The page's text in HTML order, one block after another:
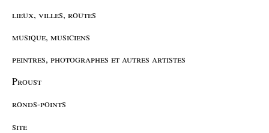
lieux, villes, routes
musique, musiciens
peintres, photographes et autres artistes
Proust
ronds-points
site